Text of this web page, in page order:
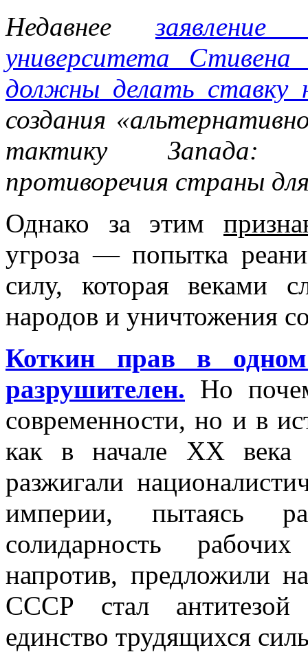
Недавнее
заявление
университета
должны делать ставку
создания
тактику Запада:
противоречия страны
Однако за этим
угроза — попытка
силу, которая веками
народов и уничтожения
Коткин прав в
разрушителен. Но
современности, но и в
как в начале XX века
разжигали
империи, пытаясь
солидарность
напротив, предложили
СССР стал антитезой
единство трудящихся